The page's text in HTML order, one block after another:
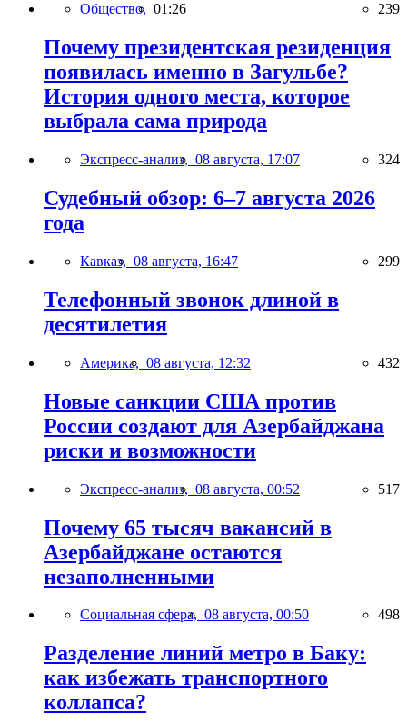
Общество, 01:26 239
Почему президентская резиденция
появилась именно в Загульбе?
История одного места, которое
выбрала сама природа
Экспресс-анализ, 08 августа, 17:07 324
Судебный обзор: 6–7 августа 2026
года
Кавказ, 08 августа, 16:47 299
Телефонный звонок длиной в
десятилетия
Америка, 08 августа, 12:32 432
Новые санкции США против
России создают для Азербайджана
риски и возможности
Экспресс-анализ, 08 августа, 00:52 517
Почему 65 тысяч вакансий в
Азербайджане остаются
незаполненными
Социальная сфера, 08 августа, 00:50 498
Разделение линий метро в Баку:
как избежать транспортного
коллапса?